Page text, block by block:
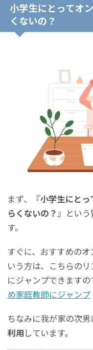
小学生にとってオ
くないの？
まず、『小学生にと
らくないの？ 』とい
す。
すぐに、おすすめの
いう方は、こちらのリ
にジャンプできますの
め家庭教師にジャンプ
ちなみに我が家の次男
利用 しています。